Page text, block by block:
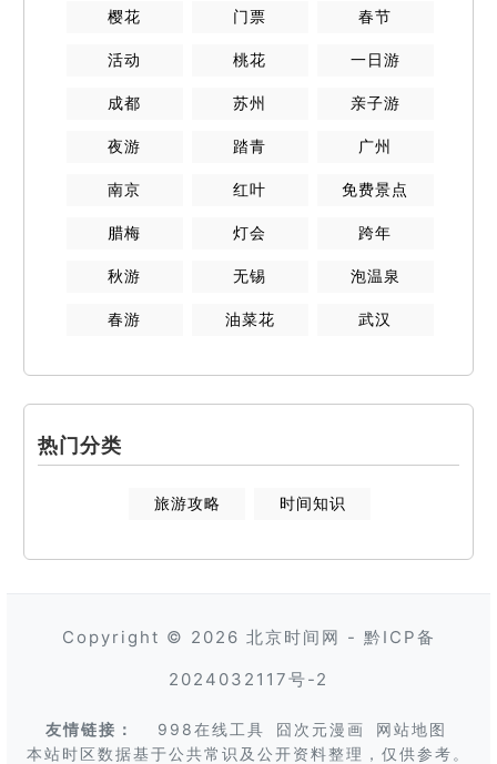
樱花 门票 春节
活动 桃花 一日游
成都 苏州 亲子游
夜游 踏青 广州
南京 红叶 免费景点
腊梅 灯会 跨年
秋游 无锡 泡温泉
春游 油菜花 武汉
热门分类
旅游攻略 时间知识
Copyright © 2026 北京时间网 - 黔ICP备
2024032117号-2
友情链接： 998在线工具 囧次元漫画
网站地图
本站时区数据基于公共常识及公开资料整理，仅供参考。